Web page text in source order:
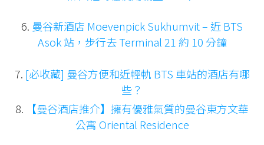
6. 曼谷新酒店 Moevenpick Sukhumvit – 近 BTS
Asok 站，步行去 Terminal 21 約 10 分鐘
7. [必收藏] 曼谷方便和近輕軌 BTS 車站的酒店有哪
些？
8.
【曼谷酒店推介】擁有優雅氣質的曼谷東方文華
公寓 Oriental Residence